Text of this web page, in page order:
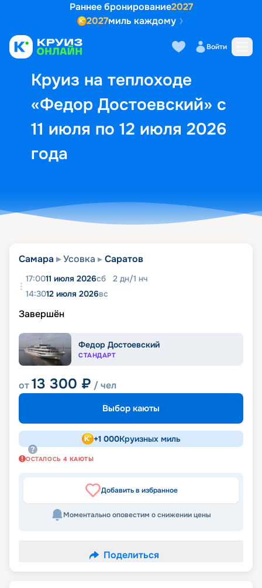
Раннее бронирование2027
2027миль каждому
Войти
Круиз на теплоходе
«Федор Достоевский» с
11 июля по 12 июля 2026
года
Выбор кают Маршрут и
Самара Усовка Саратов
17:0011 июля 2026сб 2 дн/1 нч
14:3012 июля 2026вс
Завершён
Федор Достоевский
СТАНДАРТ
от13 300 ₽ / чел
Выбор каюты
+1 000Круизных миль
ОСТАЛОСЬ 4 КАЮТЫ
Добавить в избранное
Моментально оповестим о снижении цены
Поделиться